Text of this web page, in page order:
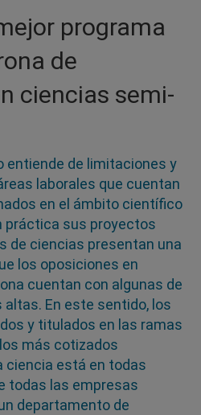
programa
de
ciencias semi-
entiende de limitaciones y
laborales que cuentan
en el ámbito científico
práctica sus proyectos
de ciencias presentan una
los oposiciones en
cuentan con algunas de
En este sentido, los
y titulados en las ramas
más cotizados
ciencia está en todas
todas las empresas
departamento de